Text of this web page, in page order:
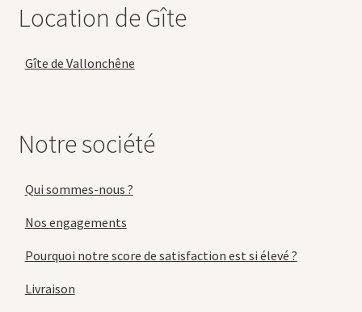
Location de Gîte
Gîte de Vallonchêne
Notre société
Qui sommes-nous ?
Nos engagements
Pourquoi notre score de satisfaction est si élevé ?
Livraison